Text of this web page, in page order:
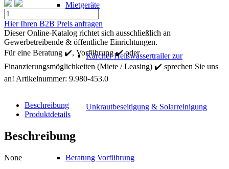
Mietgeräte
Kärcher Heißwassertrailer zur
Unkrautbeseitigung & Solarreinigung
Beratung Vorführung
Kärcher
Präzisions
Stahlrohr,
ø
75
x
2
mm
Hier Ihren B2B Preis anfragen
Dieser Online-Katalog richtet sich ausschließlich an
Gewerbetreibende & öffentliche Einrichtungen.
Für eine Beratung ✔️, Vorführung ✔️ oder
Finanzierungsmöglichkeiten (Miete / Leasing) ✔️ sprechen Sie uns
an! Artikelnummer: 9.980-453.0
Beschreibung
Produktdetails
Beschreibung
None